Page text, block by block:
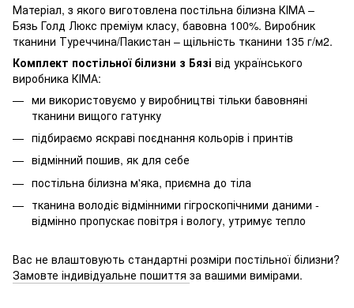
Матеріал, з якого виготовлена постільна білизна КІМА –
Бязь Голд Люкс преміум класу, бавовна 100%. Виробник
тканини Туреччина/Пакистан – щільність тканини 135 г/м2.
Комплект постільної білизни з Бязі від українського
виробника КІМА:
ми використовуємо у виробництві тільки бавовняні
тканини вищого гатунку
підбираємо яскраві поєднання кольорів і принтів
відмінний пошив, як для себе
постільна білизна м'яка, приємна до тіла
тканина володіє відмінними гігроскопічними даними -
відмінно пропускає повітря і вологу, утримує тепло
Вас не влаштовують стандартні розміри постільної білизни?
Замовте індивідуальне пошиття за вашими вимірами.